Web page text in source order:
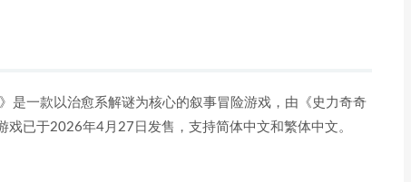
是一款以治愈系解谜为核心的叙事冒险游戏，由《史力奇奇
已于2026年4月27日发售，支持简体中文和繁体中文。